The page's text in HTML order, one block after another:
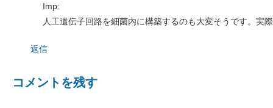
Imp:
人工遺伝子回路を細菌内に構築するのも大変そうです。実
返信
コメントを残す